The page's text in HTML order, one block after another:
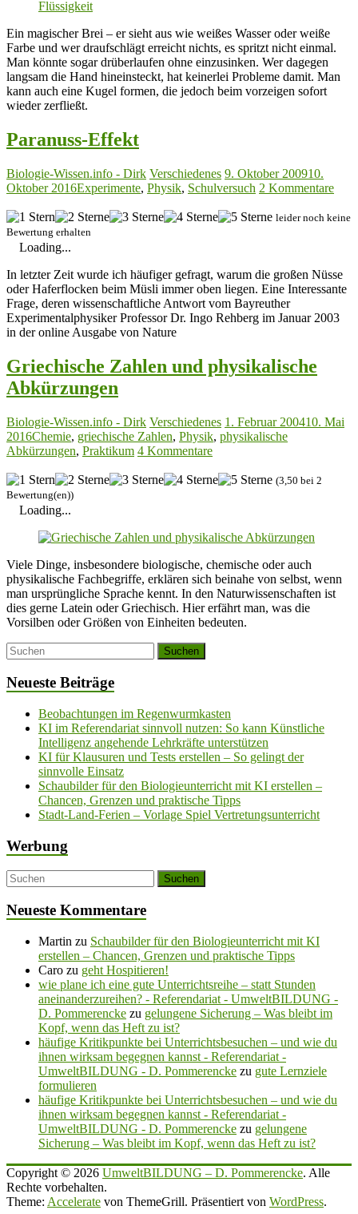
Ein magischer Brei – er sieht aus wie weißes Wasser oder weiße
Farbe und wer draufschlägt erreicht nichts, es spritzt nicht einmal.
Man könnte sogar drüberlaufen ohne einzusinken. Wer dagegen
langsam die Hand hineinsteckt, hat keinerlei Probleme damit. Man
kann auch eine Kugel formen, die jedoch beim vorzeigen sofort
wieder zerfließt.
Paranuss-Effekt
Biologie-Wissen.info - Dirk Verschiedenes 9. Oktober 200910.
Oktober 2016Experimente, Physik, Schulversuch 2 Kommentare
leider noch keine
Bewertung erhalten
Loading...
In letzter Zeit wurde ich häufiger gefragt, warum die großen Nüsse
oder Haferflocken beim Müsli immer oben liegen. Eine Interessante
Frage, deren wissenschaftliche Antwort vom Bayreuther
Experimentalphysiker Professor Dr. Ingo Rehberg im Januar 2003
in der online Ausgabe von Nature
Griechische Zahlen und physikalische
Abkürzungen
Biologie-Wissen.info - Dirk Verschiedenes 1. Februar 200410. Mai
2016Chemie, griechische Zahlen, Physik, physikalische
Abkürzungen, Praktikum 4 Kommentare
(3,50 bei 2
Bewertung(en))
Loading...
Viele Dinge, insbesondere biologische, chemische oder auch
physikalische Fachbegriffe, erklären sich beinahe von selbst, wenn
man ursprüngliche Sprache kennt. In den Naturwissenschaften ist
dies gerne Latein oder Griechisch. Hier erfährt man, was die
Vorsilben oder Größen von Einheiten bedeuten.
Neueste Beiträge
Beobachtungen im Regenwurmkasten
KI im Referendariat sinnvoll nutzen: So kann Künstliche
Intelligenz angehende Lehrkräfte unterstützen
KI für Klausuren und Tests erstellen – So gelingt der
sinnvolle Einsatz
Schaubilder für den Biologieunterricht mit KI erstellen –
Chancen, Grenzen und praktische Tipps
Stadt-Land-Ferien – Vorlage Spiel Vertretungsunterricht
Werbung
Neueste Kommentare
Martin zu Schaubilder für den Biologieunterricht mit KI
erstellen – Chancen, Grenzen und praktische Tipps
Caro zu geht Hospitieren!
wie plane ich eine gute Unterrichtsreihe – statt Stunden
aneinanderzureihen? - Referendariat - UmweltBILDUNG -
D. Pommerencke zu gelungene Sicherung – Was bleibt im
Kopf, wenn das Heft zu ist?
häufige Kritikpunkte bei Unterrichtsbesuchen – und wie du
ihnen wirksam begegnen kannst - Referendariat -
UmweltBILDUNG - D. Pommerencke zu gute Lernziele
formulieren
häufige Kritikpunkte bei Unterrichtsbesuchen – und wie du
ihnen wirksam begegnen kannst - Referendariat -
UmweltBILDUNG - D. Pommerencke zu gelungene
Sicherung – Was bleibt im Kopf, wenn das Heft zu ist?
Copyright © 2026 UmweltBILDUNG – D. Pommerencke. Alle
Rechte vorbehalten.
Theme: Accelerate von ThemeGrill. Präsentiert von WordPress.